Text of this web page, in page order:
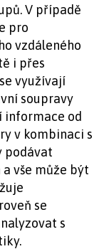
V případě
pro
vzdáleného
i přes
využívají
soupravy
informace od
v kombinaci s
podávat
vše může být
se
s